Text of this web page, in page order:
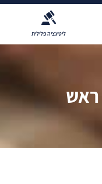
סגירת תיק פלילי
ראש